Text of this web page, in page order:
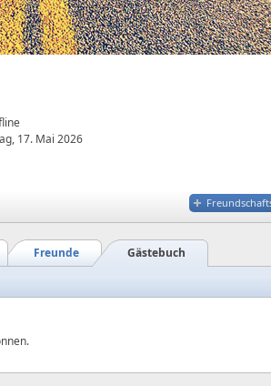
17. Mai 2026
Gästebuch
Freunde